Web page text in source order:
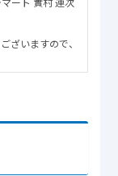
ざいますので、